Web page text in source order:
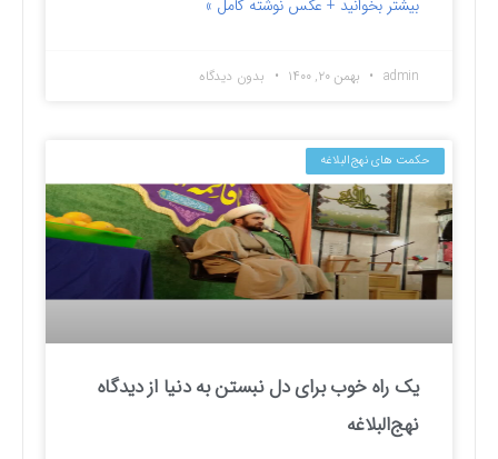
بیشتر بخوانید + عکس نوشته کامل »
admin بهمن ۲۰, ۱۴۰۰ بدون دیدگاه
حکمت های نهج‌البلاغه
یک راه خوب برای دل نبستن به دنیا از دیدگاه
نهج‌البلاغه